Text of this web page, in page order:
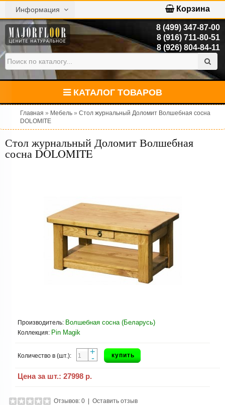
Информация Корзина
8 (499) 347-87-00
8 (916) 711-80-51
8 (926) 804-84-11
КАТАЛОГ ТОВАРОВ
Главная » Мебель » Стол журнальный Доломит Волшебная сосна
DOLOMITE
Стол журнальный Доломит Волшебная
сосна DOLOMITE
Производитель: Волшебная сосна (Беларусь)
Коллекция: Pin Magik
Количество в (шт.): +
- купить
Цена за шт.: 27998 р.
Отзывов: 0 Оставить отзыв